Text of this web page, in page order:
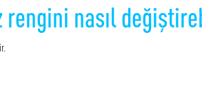
rengini nasıl